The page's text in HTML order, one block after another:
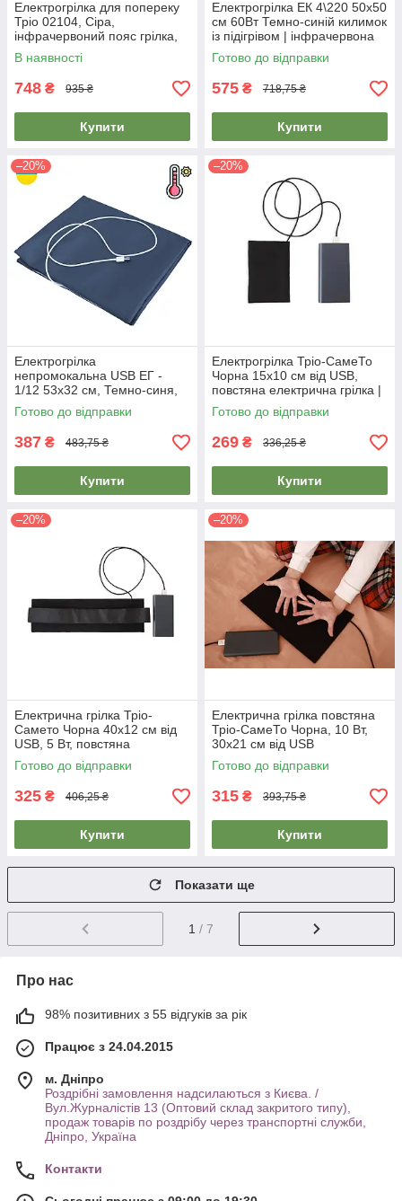
Електрогрілка для попереку
Тріо 02104, Сіра,
інфрачервоний пояс грілка,
електрогрілка |
электрическая грелка
В наявності
748 ₴ 935 ₴
Купити
Електрогрілка ЕК 4\220 50х50
см 60Вт Темно-синій килимок
із підігрівом | інфрачервона
грілка для тварин
Готово до відправки
575 ₴ 718,75 ₴
Купити
–20%
Електрогрілка
непромокальна USB ЕГ -
1/12 53х32 см, Темно-синя,
інфрачервона грілка |
електрогрілка
Готово до відправки
387 ₴ 483,75 ₴
Купити
–20%
Електрогрілка Тріо-СамеТо
Чорна 15х10 см від USB,
повстяна електрична грілка |
электрогрелка
Готово до відправки
269 ₴ 336,25 ₴
Купити
–20%
Електрична грілка Тріо-
Самето Чорна 40х12 см від
USB, 5 Вт, повстяна
електрогрілка | грайка
електрична
Готово до відправки
325 ₴ 406,25 ₴
Купити
–20%
Електрична грілка повстяна
Тріо-СамеТо Чорна, 10 Вт,
30х21 см від USB
електрогрілка
Готово до відправки
315 ₴ 393,75 ₴
Купити
Показати ще
1 / 7
Про нас
98% позитивних з 55 відгуків за рік
Працює з 24.04.2015
м. Дніпро
Роздрібні замовлення надсилаються з Києва. /
Вул.Журналістів 13 (Оптовий склад закритого типу),
продаж товарів по роздрібу через транспортні служби,
Дніпро, Україна
Контакти